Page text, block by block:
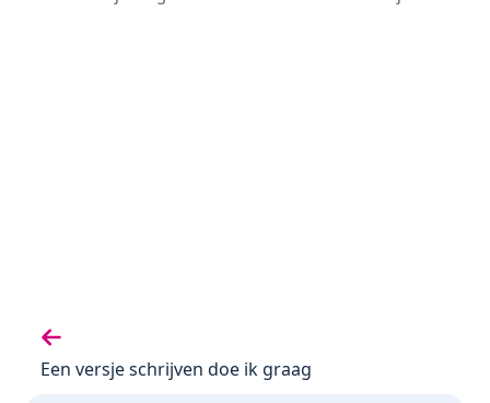
Vorige gedicht:
Een versje schrijven doe ik graag